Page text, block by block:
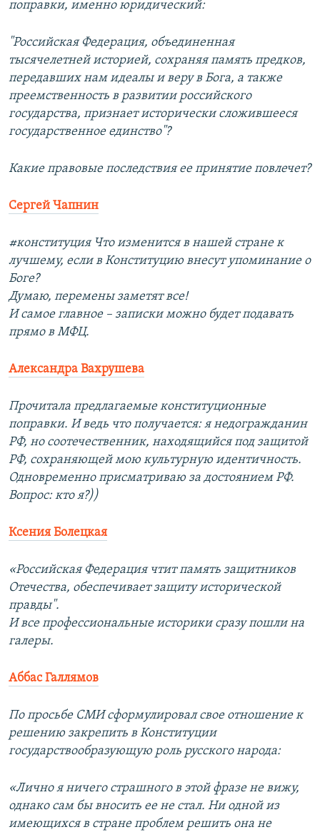
поправки, именно юридический:
"Российская Федерация, объединенная
тысячелетней историей, сохраняя память предков,
передавших нам идеалы и веру в Бога, а также
преемственность в развитии российского
государства, признает исторически сложившееся
государственное единство"?
Какие правовые последствия ее принятие повлечет?
Сергей Чапнин
#конституция Что изменится в нашей стране к
лучшему, если в Конституцию внесут упоминание о
Боге?
Думаю, перемены заметят все!
И самое главное – записки можно будет подавать
прямо в МФЦ.
Александра Вахрушева
Прочитала предлагаемые конституционные
поправки. И ведь что получается: я недогражданин
РФ, но соотечественник, находящийся под защитой
РФ, сохраняющей мою культурную идентичность.
Одновременно присматриваю за достоянием РФ.
Вопрос: кто я?))
Ксения Болецкая
«Российская Федерация чтит память защитников
Отечества, обеспечивает защиту исторической
правды".
И все профессиональные историки сразу пошли на
галеры.
Аббас Галлямов
По просьбе СМИ сформулировал свое отношение к
решению закрепить в Конституции
государствообразующую роль русского народа:
«Лично я ничего страшного в этой фразе не вижу,
однако сам бы вносить ее не стал. Ни одной из
имеющихся в стране проблем решить она не